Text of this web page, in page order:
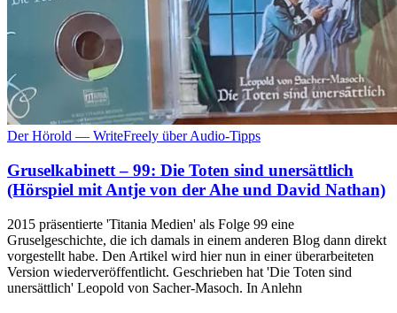
Der Hörold — WriteFreely über Audio-Tipps
Gruselkabinett – 99: Die Toten sind unersättlich
(Hörspiel mit Antje von der Ahe und David Nathan)
2015 präsentierte 'Titania Medien' als Folge 99 eine
Gruselgeschichte, die ich damals in einem anderen Blog dann direkt
vorgestellt habe. Den Artikel wird hier nun in einer überarbeiteten
Version wiederveröffentlicht. Geschrieben hat 'Die Toten sind
unersättlich' Leopold von Sacher-Masoch. In Anlehn